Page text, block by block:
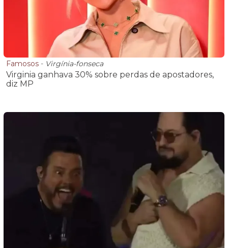
Famosos - Virgínia-fonseca
Virginia ganhava 30% sobre perdas de apostadores,
diz MP